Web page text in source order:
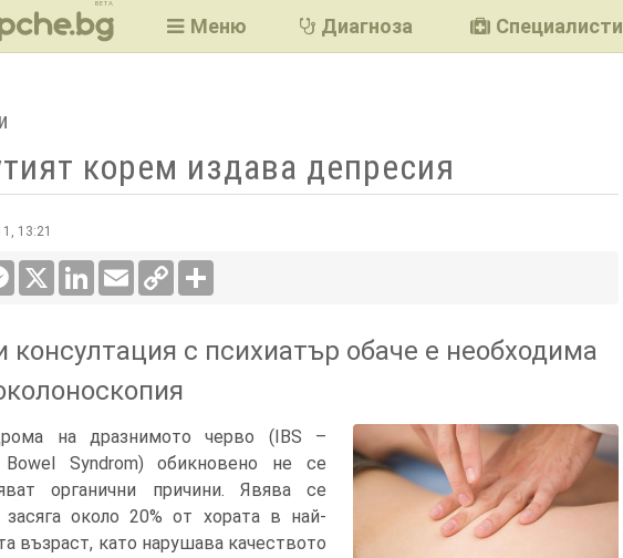
BETA
Меню Диагноза Специалисти
корем издава депресия
13:21
Messenger LinkedInEmail
Copy
Link
консултация с психиатър обаче е необходима
Една от най-честите причини за
подуването на корема е чисто
психосоматична
на дразнимото черво (IBS –
Bowel Syndrom) обикновено не се
органични причини. Явява се
около 20% от хората в най-
възраст, като нарушава качеството